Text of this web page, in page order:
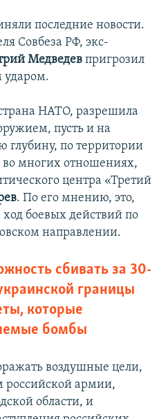
последние новости.
Совбеза РФ, экс-
Медведев пригрозил
ударом.
НАТО, разрешила
пусть и на
глубину, по территории
многих отношениях,
центра «Третий
. По его мнению, это,
ход боевых действий по
направлении.
сбивать за 30-
границы
которые
бомбы
воздушные цели,
российской армии,
области, и